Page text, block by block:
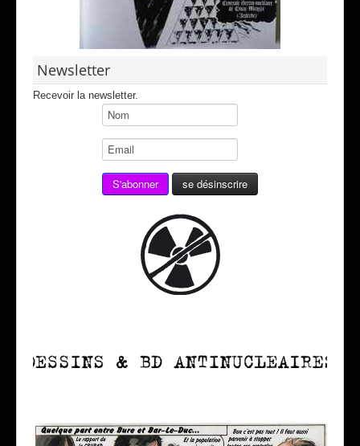
Newsletter
Recevoir la newsletter.